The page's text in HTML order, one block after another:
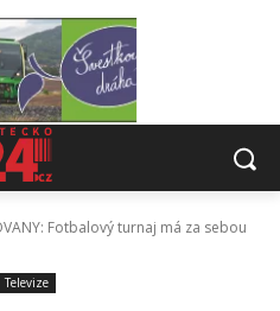
Fotbalový turnaj má za sebou
Televize